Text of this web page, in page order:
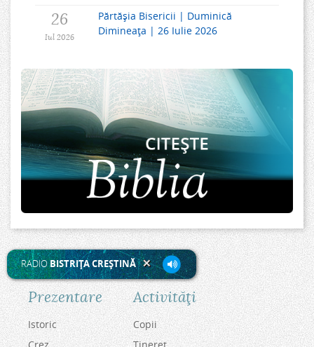
26
Iul 2026
Părtășia Bisericii | Duminică
Dimineața | 26 Iulie 2026
RADIOBISTRIŢA CREŞTINĂ
Prezentare
Istoric
Activităţi
Copii